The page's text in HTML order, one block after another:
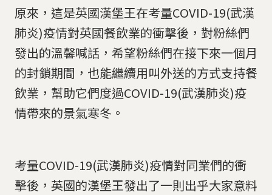
原來，這是英國漢堡王在考量COVID-19(武漢
肺炎)疫情對英國餐飲業的衝擊後，對粉絲們
發出的溫馨喊話，希望粉絲們在接下來一個月
的封鎖期間，也能繼續用叫外送的方式支持餐
飲業，幫助它們度過COVID-19(武漢肺炎)疫
情帶來的景氣寒冬。
考量COVID-19(武漢肺炎)疫情對同業們的衝
擊後，英國的漢堡王發出了一則出乎大家意料